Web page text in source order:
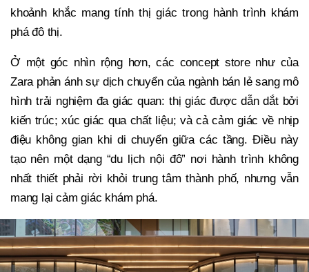
khoảnh khắc mang tính thị giác trong hành trình khám
phá đô thị.
Ở một góc nhìn rộng hơn, các concept store như của
Zara phản ánh sự dịch chuyển của ngành bán lẻ sang mô
hình trải nghiệm đa giác quan: thị giác được dẫn dắt bởi
kiến trúc; xúc giác qua chất liệu; và cả cảm giác về nhịp
điệu không gian khi di chuyển giữa các tầng. Điều này
tạo nên một dạng “du lịch nội đô” nơi hành trình không
nhất thiết phải rời khỏi trung tâm thành phố, nhưng vẫn
mang lại cảm giác khám phá.